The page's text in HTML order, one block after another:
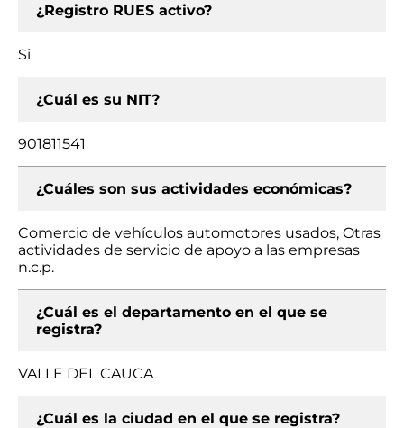
¿Registro RUES activo?
Si
¿Cuál es su NIT?
901811541
¿Cuáles son sus actividades económicas?
Comercio de vehículos automotores usados, Otras
actividades de servicio de apoyo a las empresas
n.c.p.
¿Cuál es el departamento en el que se
registra?
VALLE DEL CAUCA
¿Cuál es la ciudad en el que se registra?